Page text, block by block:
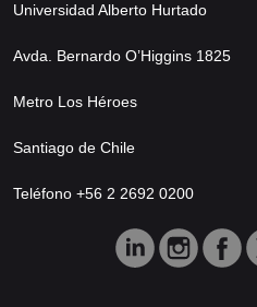
Universidad Alberto Hurtado
Avda. Bernardo O’Higgins 1825
Metro Los Héroes
Santiago de Chile
Teléfono +56 2 2692 0200